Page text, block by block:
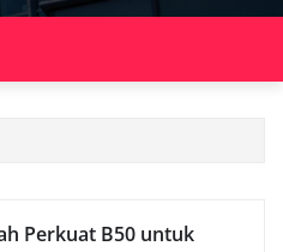
Perkuat B50 untuk